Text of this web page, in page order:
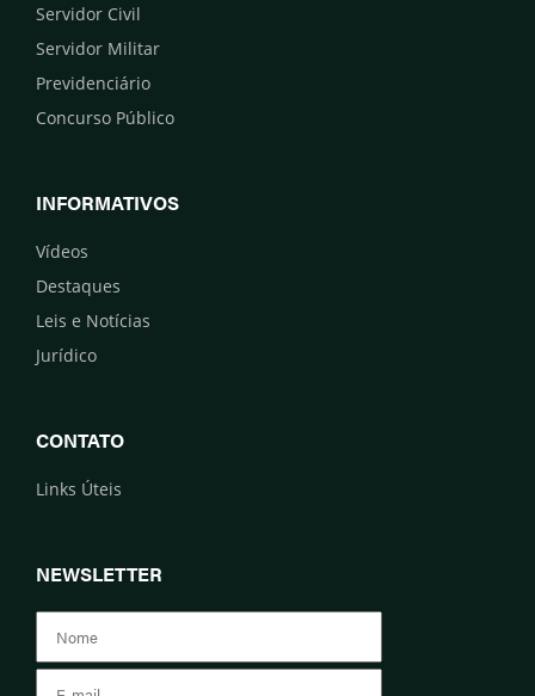
Servidor Civil
Servidor Militar
Previdenciário
Concurso Público
INFORMATIVOS
Vídeos
Destaques
Leis e Notícias
Jurídico
CONTATO
Links Úteis
NEWSLETTER